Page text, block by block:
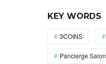
KEY WORDS
3COINS
Pancierge Salon